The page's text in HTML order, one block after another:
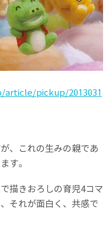
pickup/2013031
、これの生みの親であ
す。
描きおろしの育児4コマ
それが面白く、共感で